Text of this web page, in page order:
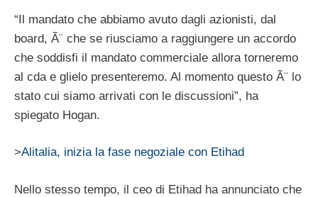
“Il mandato che abbiamo avuto dagli azionisti, dal
board, Ã¨ che se riusciamo a raggiungere un accordo
che soddisfi il mandato commerciale allora torneremo
al cda e glielo presenteremo. Al momento questo Ã¨ lo
stato cui siamo arrivati con le discussioni”, ha
spiegato Hogan.
>Alitalia, inizia la fase negoziale con Etihad
Nello stesso tempo, il ceo di Etihad ha annunciato che